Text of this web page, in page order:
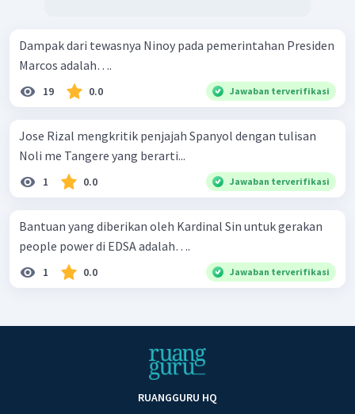
Dampak dari tewasnya Ninoy pada pemerintahan Presiden
Marcos adalah….
19 0.0 Jawaban terverifikasi
Jose Rizal mengkritik penjajah Spanyol dengan tulisan
Noli me Tangere yang berarti...
1 0.0 Jawaban terverifikasi
Bantuan yang diberikan oleh Kardinal Sin untuk gerakan
people power di EDSA adalah….
1 0.0 Jawaban terverifikasi
RUANGGURU HQ